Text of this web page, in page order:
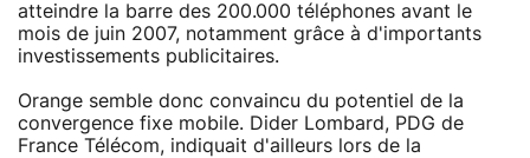
atteindre la barre des 200.000 téléphones avant le
mois de juin 2007, notamment grâce à d'importants
investissements publicitaires.
Orange semble donc convaincu du potentiel de la
convergence fixe mobile. Dider Lombard, PDG de
France Télécom, indiquait d'ailleurs lors de la